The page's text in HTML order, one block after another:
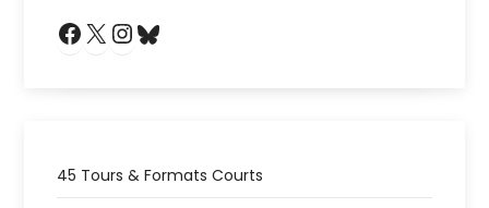
Facebook
X Instagram
45 Tours & Formats Courts